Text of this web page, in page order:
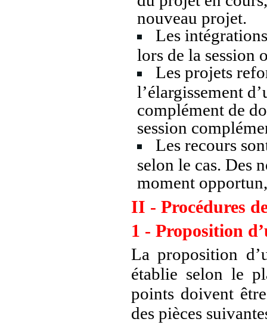
nouveau projet.
Les
lors de la session
Les projets
l’élargissement
complément de
session
Les recours
selon le cas. Des
moment
II - Procédures
1 - Proposition
La proposition
établie selon le
points doivent
des pièces